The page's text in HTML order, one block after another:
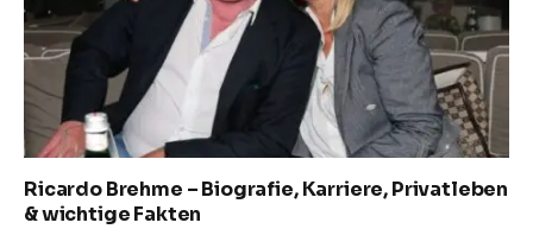
Ricardo Brehme – Biografie, Karriere, Privatleben
& wichtige Fakten